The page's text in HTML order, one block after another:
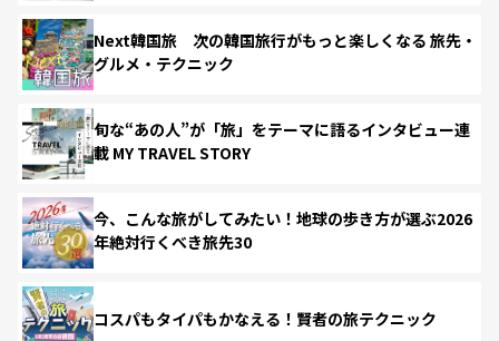
Next韓国旅 次の韓国旅行がもっと楽しくなる 旅先・
グルメ・テクニック
旬な“あの人”が「旅」をテーマに語るインタビュー連
載 MY TRAVEL STORY
今、こんな旅がしてみたい！地球の歩き方が選ぶ2026
年絶対行くべき旅先30
コスパもタイパもかなえる！賢者の旅テクニック